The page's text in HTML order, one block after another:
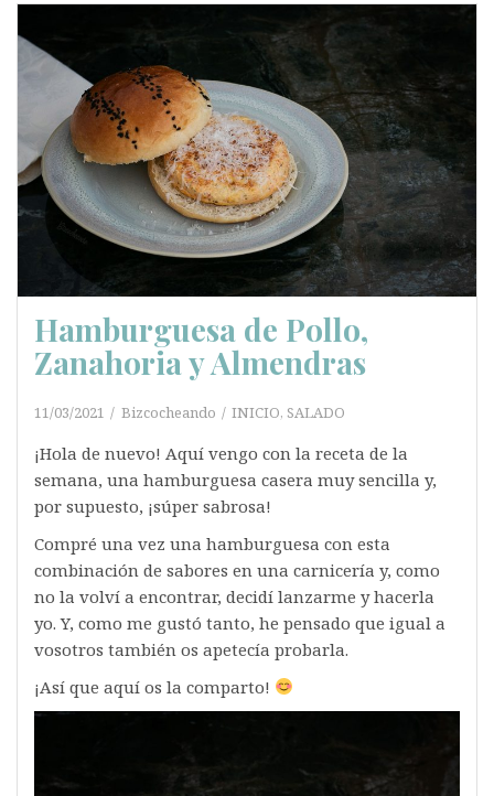
Hamburguesa de Pollo,
Zanahoria y Almendras
11/03/2021 Bizcocheando INICIO, SALADO
¡Hola de nuevo! Aquí vengo con la receta de la
semana, una hamburguesa casera muy sencilla y,
por supuesto, ¡súper sabrosa!
Compré una vez una hamburguesa con esta
combinación de sabores en una carnicería y, como
no la volví a encontrar, decidí lanzarme y hacerla
yo. Y, como me gustó tanto, he pensado que igual a
vosotros también os apetecía probarla.
¡Así que aquí os la comparto!